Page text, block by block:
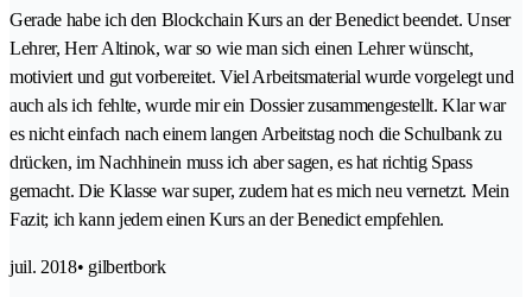
Gerade habe ich den Blockchain Kurs an der Benedict beendet. Unser
Lehrer, Herr Altinok, war so wie man sich einen Lehrer wünscht,
motiviert und gut vorbereitet. Viel Arbeitsmaterial wurde vorgelegt und
auch als ich fehlte, wurde mir ein Dossier zusammengestellt. Klar war
es nicht einfach nach einem langen Arbeitstag noch die Schulbank zu
drücken, im Nachhinein muss ich aber sagen, es hat richtig Spass
gemacht. Die Klasse war super, zudem hat es mich neu vernetzt. Mein
Fazit; ich kann jedem einen Kurs an der Benedict empfehlen.
juil. 2018• gilbertbork